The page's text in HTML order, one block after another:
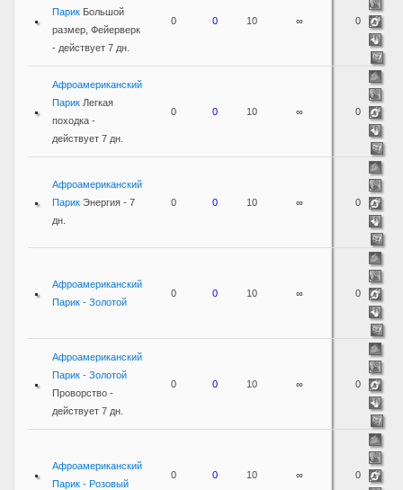
Парик Большой
размер, Фейерверк
- действует 7 дн.
0 0 10 ∞ 0
Афроамериканский
Парик Легкая
походка -
действует 7 дн.
0 0 10 ∞ 0
Афроамериканский
Парик Энергия - 7
дн.
0 0 10 ∞ 0
Афроамериканский
Парик - Золотой
0 0 10 ∞ 0
Афроамериканский
Парик - Золотой
Проворство -
действует 7 дн.
0 0 10 ∞ 0
Афроамериканский
Парик - Розовый
0 0 10 ∞ 0